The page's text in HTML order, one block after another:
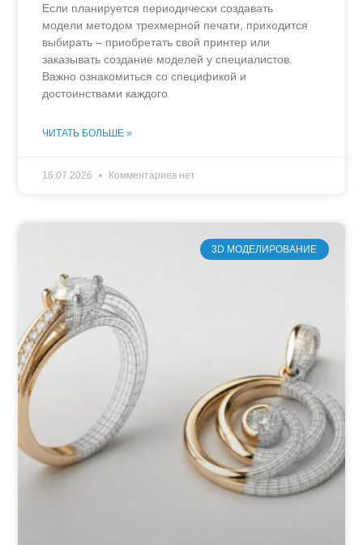
Если планируется периодически создавать
модели методом трехмерной печати, приходится
выбирать – приобретать свой принтер или
заказывать создание моделей у специалистов.
Важно ознакомиться со спецификой и
достоинствами каждого
ЧИТАТЬ БОЛЬШЕ »
16.07.2026 Комментариев нет
3D МОДЕЛИРОВАНИЕ